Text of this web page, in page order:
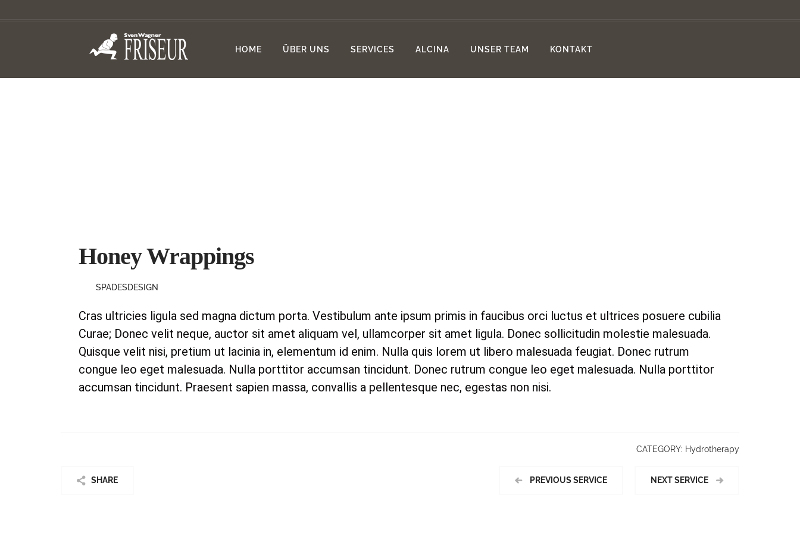
HOME ÜBER UNS SERVICES ALCINA UNSER TEAM KONTAKT
Honey Wrappings
SPADESDESIGN
Cras ultricies ligula sed magna dictum porta. Vestibulum ante ipsum primis in faucibus orci luctus et ultrices posuere cubilia
Curae; Donec velit neque, auctor sit amet aliquam vel, ullamcorper sit amet ligula. Donec sollicitudin molestie malesuada.
Quisque velit nisi, pretium ut lacinia in, elementum id enim. Nulla quis lorem ut libero malesuada feugiat. Donec rutrum
congue leo eget malesuada. Nulla porttitor accumsan tincidunt. Donec rutrum congue leo eget malesuada. Nulla porttitor
accumsan tincidunt. Praesent sapien massa, convallis a pellentesque nec, egestas non nisi.
CATEGORY: Hydrotherapy
SHARE PREVIOUS SERVICE NEXT SERVICE